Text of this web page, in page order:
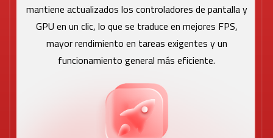
mantiene actualizados los controladores de pantalla y
GPU en un clic, lo que se traduce en mejores FPS,
mayor rendimiento en tareas exigentes y un
funcionamiento general más eficiente.